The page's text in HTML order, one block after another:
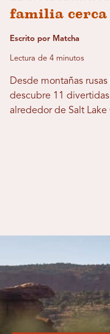
familia cerca
Escrito por Matcha
Lectura de 4 minutos
Desde montañas
descubre 11
alrededor de Salt Lake